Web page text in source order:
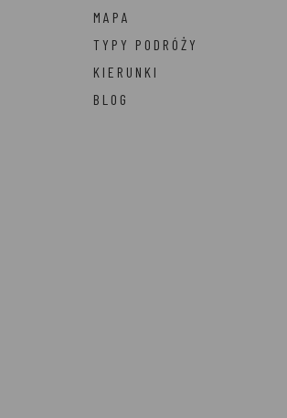
MAPA
TYPY PODRÓŻY
KIERUNKI
BLOG